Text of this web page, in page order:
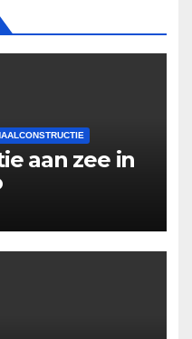
aan zee in